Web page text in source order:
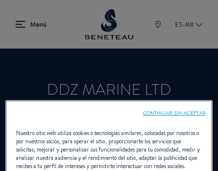
ES-MX
DDZ MARINE LTD
Concesionario Intraborda, Fueraborda para
BENETEAU
Nuestro sitio web utiliza cookies o tecnologías similares, colocadas por nosotros o
por nuestros socios, para operar el sitio, proporcionarte los servicios que
solicitas, mejorar y personalizar sus funcionalidades para tu comodidad, medir y
analizar nuestra audiencia y el rendimiento del sitio, adaptar la publicidad que
recibes a tu perfil de intereses y permitirte interactuar con redes sociales.
CONTINUAR SIN ACEPTAR